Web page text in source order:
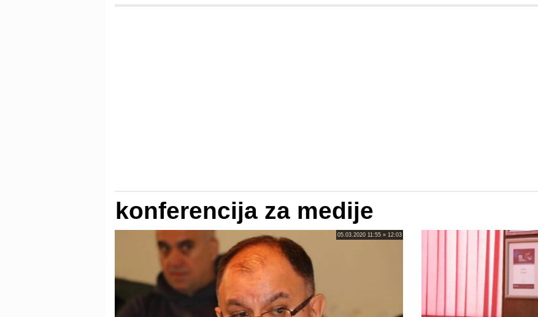
konferencija za medije
05.03.2020 11:55 » 12:03